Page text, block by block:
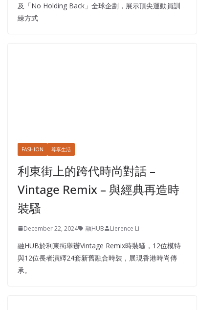
及「No Holding Back」全球企劃，展示頂尖運動員訓
練方式
FASHION 尊享生活
利東街上的跨代時尚對話 –
Vintage Remix – 與經典再造時
裝騷
December 22, 2024 融HUB Lierence Li
融HUB於利東街舉辦Vintage Remix時裝騷，12位模特
與12位長者演繹24套新舊融合時裝，展現香港時尚傳
承。